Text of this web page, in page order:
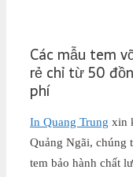
Các mẫu tem
rẻ chỉ từ 50
phí
In Quang Trung xin
Quảng Ngãi, chúng
tem bảo hành chất